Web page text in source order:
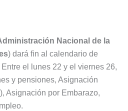
Nacional de la
) dará fin al calendario de
el lunes 22 y el viernes 26,
y pensiones, Asignación
Asignación por Embarazo,